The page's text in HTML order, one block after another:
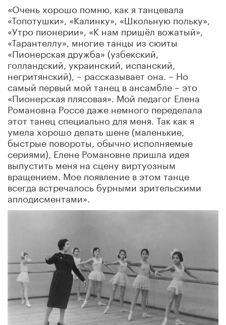
«Очень хорошо помню, как я танцевала
«Топотушки», «Калинку», «Школьную польку»,
«Утро пионерии», «К нам пришёл вожатый»,
«Тарантеллу», многие танцы из сюиты
«Пионерская дружба» (узбекский,
голландский, украинский, испанский,
негритянский), – рассказывает она. – Но
самый первый мой танец в ансамбле – это
«Пионерская плясовая». Мой педагог Елена
Романовна Россе даже немного переделала
этот танец специально для меня. Так как я
умела хорошо делать шене (маленькие,
быстрые повороты, обычно исполняемые
сериями), Елене Романовне пришла идея
выпустить меня на сцену виртуозным
вращением. Мое появление в этом танце
всегда встречалось бурными зрительскими
аплодисментами».